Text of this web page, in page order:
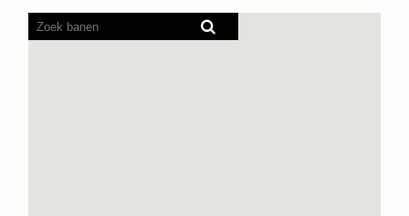
Screenreaders
kunnen